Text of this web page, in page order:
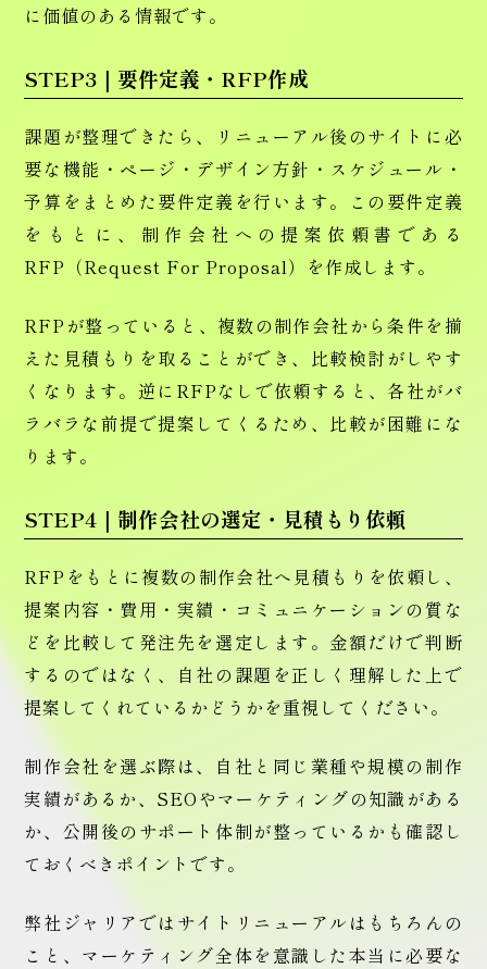
に価値のある情報です。
STEP3｜要件定義・RFP作成
課題が整理できたら、リニューアル後のサイトに必
要な機能・ページ・デザイン方針・スケジュール・
予算をまとめた要件定義を行います。この要件定義
をもとに、制作会社への提案依頼書である
RFP（Request For Proposal）を作成します。
RFPが整っていると、複数の制作会社から条件を揃
えた見積もりを取ることができ、比較検討がしやす
くなります。逆にRFPなしで依頼すると、各社がバ
ラバラな前提で提案してくるため、比較が困難にな
ります。
STEP4｜制作会社の選定・見積もり依頼
RFPをもとに複数の制作会社へ見積もりを依頼し、
提案内容・費用・実績・コミュニケーションの質な
どを比較して発注先を選定します。金額だけで判断
するのではなく、自社の課題を正しく理解した上で
提案してくれているかどうかを重視してください。
制作会社を選ぶ際は、自社と同じ業種や規模の制作
実績があるか、SEOやマーケティングの知識がある
か、公開後のサポート体制が整っているかも確認し
ておくべきポイントです。
弊社ジャリアではサイトリニューアルはもちろんの
こと、マーケティング全体を意識した本当に必要な